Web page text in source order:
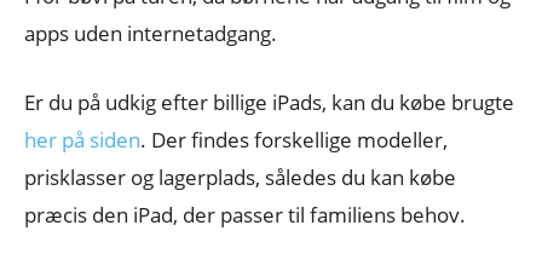
apps uden internetadgang.
Er du på udkig efter billige iPads, kan du købe brugte
her på siden. Der findes forskellige modeller,
prisklasser og lagerplads, således du kan købe
præcis den iPad, der passer til familiens behov.